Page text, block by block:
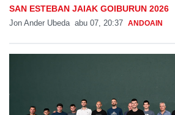
SAN ESTEBAN JAIAK GOIBURUN 2026
Jon Ander Ubeda abu 07, 20:37 ANDOAIN